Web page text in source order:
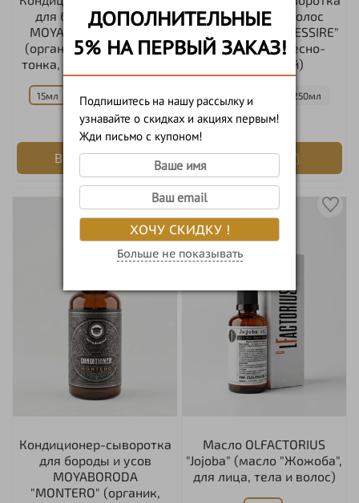
ДОПОЛНИТЕЛЬНЫЕ
5% НА ПЕРВЫЙ ЗАКАЗ!
Подпишитесь на нашу рассылку и
узнавайте о скидках и акциях первым!
Жди письмо с купоном!
ХОЧУ СКИДКУ !
Больше не показывать
для бороды и волос
MOYABORODA "PIRAT"
(органик, пачули, бобы
тонка, болгарская роза)
15мл 50мл
900 руб
В корзину
для бороды и волос
MOYABORODA "MESSIRE"
(органик, древесно-
цитрусовый)
250мл
900 руб
В корзину
Кондиционер-сыворотка
для бороды и усов
MOYABORODA
"MONTERO" (органик,
Масло OLFACTORIUS
"Jojoba" (масло "Жожоба",
для лица, тела и волос)